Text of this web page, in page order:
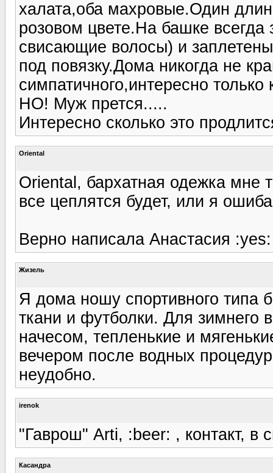
халата,оба махровые.Один
розовом цвете.На башке всегда
свисающие волосы) и
под повязку.Дома никогда не
симпатичного,интересно
НО! Муж прется.....
Интересно сколько это
Oriental
Oriental, бархатная одежка мне
все цеплятся будет, или я
Верно написала Анастасия :yes:
Жизель
Я дома ношу спортивного типа
ткани и футболки. Для зимнего
начесом, тепленькие и
вечером после водных
неудобно.
irenok
"Гаврош" Arti, :beer: , контакт,
Касандра